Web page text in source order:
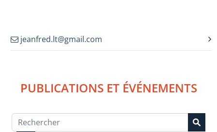
jeanfred.lt@gmail.com
PUBLICATIONS ET ÉVÉNEMENTS